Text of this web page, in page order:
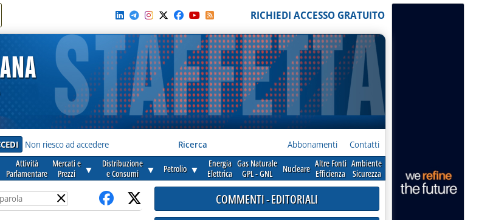
RICHIEDI ACCESSO GRATUITO
Non riesco ad accedere Ricerca Abbonamenti Contatti
Attività
Parlamentare
Mercati e
Prezzi
▼
Distribuzione
e Consumi
▼ Petrolio ▼
Energia
Elettrica
Gas Naturale
GPL - GNL
Nucleare Altre Fonti
Efficienza
Ambiente
Sicurezza
×
COMMENTI - EDITORIALI